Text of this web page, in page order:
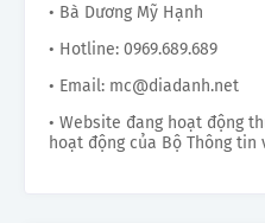
• Bà Dương Mỹ Hạnh
• Hotline: 0969.689.689
• Email: mc@diadanh.net
• Website đang hoạt động
hoạt động của Bộ Thông tin